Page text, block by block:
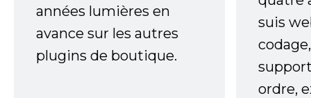
années lumières en
avance sur les autres
plugins de boutique.
suis
ordre,